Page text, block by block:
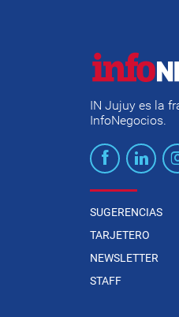
IN Jujuy es la
InfoNegocios.
SUGERENCIAS
TARJETERO
NEWSLETTER
STAFF